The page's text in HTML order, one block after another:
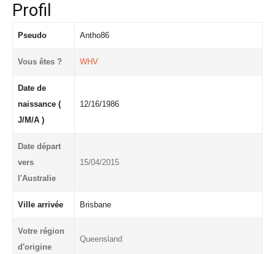
Profil
Pseudo Antho86
Vous êtes ? WHV
Date de
naissance (
J/M/A )
12/16/1986
Date départ
vers
l'Australie
15/04/2015
Ville arrivée Brisbane
Votre région
d'origine
Queensland